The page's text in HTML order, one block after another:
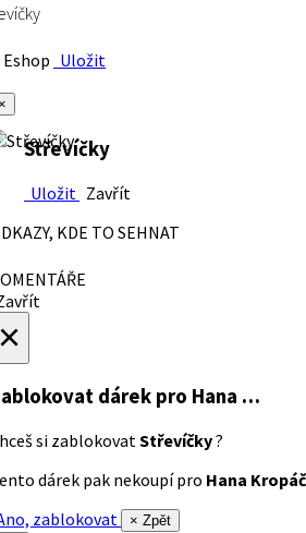
Uložit
Střevíčky
Uložit Zavřít
KDE TO SEHNAT
dárek pro Hana …
si zablokovat Střevíčky?
dárek pak nekoupí pro Hana
zablokovat
× Zpět